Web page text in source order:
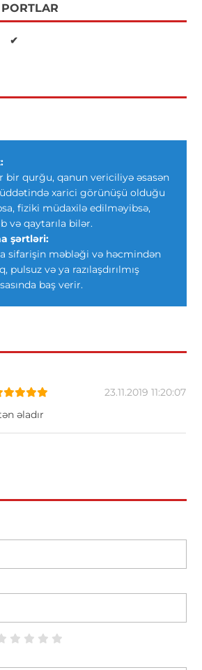
✔
bir qurğu, qanun vericiliyə əsasən
xarici görünüşü olduğu
fiziki müdaxilə edilməyibsə,
və qaytarıla bilər.
şərtləri:
sifarişin məbləği və həcmindən
pulsuz və ya razılaşdırılmış
baş verir.
23.11.2019 11:20:07
əladır